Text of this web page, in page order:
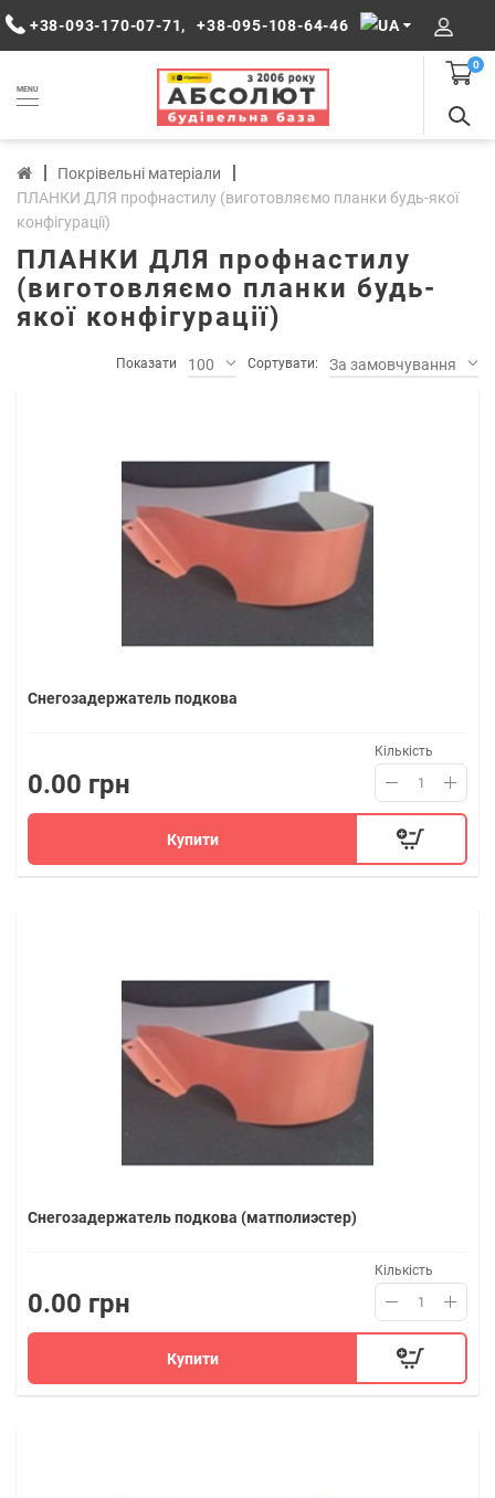
+38-093-170-07-71, +38-095-108-64-46
MENU
0
Покрівельні матеріали
ПЛАНКИ ДЛЯ профнастилу (виготовляємо планки будь-якої
конфігурації)
ПЛАНКИ ДЛЯ профнастилу
(виготовляємо планки будь-
якої конфігурації)
Показати 100 Сортувати: За замовчуванням
Снегозадержатель подкова
0.00 грн
Кількість
Купити
Снегозадержатель подкова (матполиэстер)
0.00 грн
Кількість
Купити